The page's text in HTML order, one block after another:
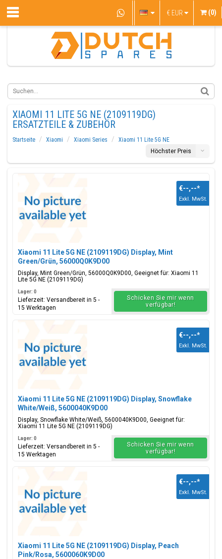
€ EUR (0)
XIAOMI 11 LITE 5G NE (2109119DG)
ERSATZTEILE & ZUBEHÖR
Startseite Xiaomi Xiaomi Series
Xiaomi 11 Lite 5G NE
Höchster Preis
Xiaomi 11 Lite 5G NE (2109119DG) Display, Mint
Green/Grün, 56000Q0K9D00
Display, Mint Green/Grün, 56000Q0K9D00, Geeignet für: Xiaomi 11
Lite 5G NE (2109119DG)
€--,--*
Exkl. MwSt.
Lager: 0
Lieferzeit: Versandbereit in 5 -
15 Werktagen
Schicken Sie mir wenn
verfügbar!
Xiaomi 11 Lite 5G NE (2109119DG) Display, Snowflake
White/Weiß, 5600040K9D00
Display, Snowflake White/Weiß, 5600040K9D00, Geeignet für:
Xiaomi 11 Lite 5G NE (2109119DG)
€--,--*
Exkl. MwSt.
Lager: 0
Lieferzeit: Versandbereit in 5 -
15 Werktagen
Schicken Sie mir wenn
verfügbar!
Xiaomi 11 Lite 5G NE (2109119DG) Display, Peach
Pink/Rosa, 5600060K9D00
€--,--*
Exkl. MwSt.